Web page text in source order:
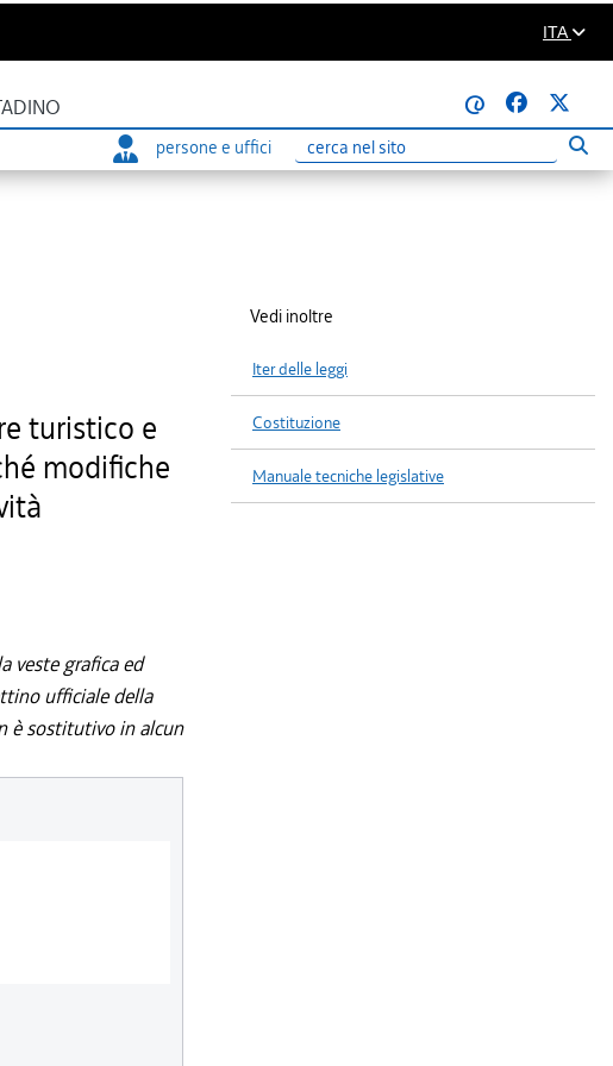
ITA
@
persone e uffici
Ricerca
turistico e
modifiche
veste grafica ed
ufficiale della
è sostitutivo in alcun
Vedi inoltre
Iter delle leggi
Costituzione
Manuale tecniche legislative